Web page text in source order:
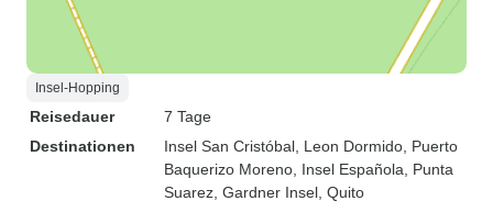
Insel-Hopping
Reisedauer
7 Tage
Destinationen
Insel San Cristóbal , Leon Dormido , Puerto
Baquerizo Moreno , Insel Española , Punta
Suarez , Gardner Insel , Quito